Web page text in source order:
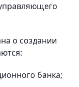
о создании
банка;